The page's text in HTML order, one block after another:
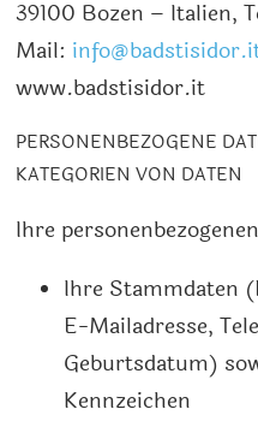
39100 Bozen – Italien,
Mail:
www.badstisidor.it
PERSONENBEZOGENE
KATEGORIEN VON DATEN
Ihre
Ihre Stammdaten
E-Mailadresse,
Geburtsdatum)
Kennzeichen